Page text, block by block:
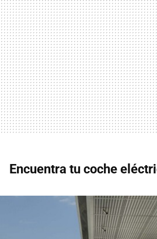
Encuentra tu coche